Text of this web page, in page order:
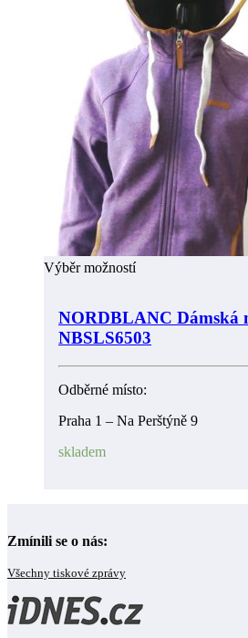
Výběr možností
NORDBLANC Dámská
NBSLS6503
Odběrné místo:
Praha 1 – Na Perštýně 9
skladem
Zmínili se o nás:
Všechny tiskové zprávy